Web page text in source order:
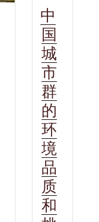
中
国
城
市
群
的
环
境
品
质
和